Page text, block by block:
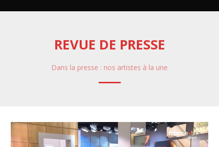
REVUE DE PRESSE
Dans la presse : nos artistes à la une